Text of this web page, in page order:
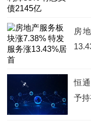
房
恒
予